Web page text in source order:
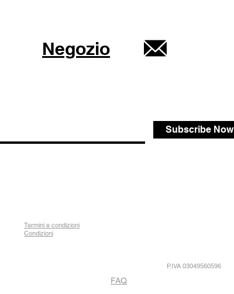
Negozio
Subscribe Now
Termini e condizioni
Condizioni
P.IVA 03049560596
FAQ